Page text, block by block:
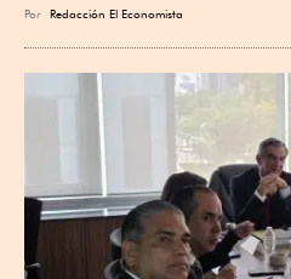
Por Redacción El Economista